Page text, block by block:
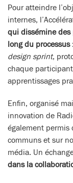
Pour atteindre
internes,
qui dissémine
long du processus
design sprint,
chaque
apprentissages
Enfin, organisé
innovation de
également permis
communs et sur
média. Un
dans la